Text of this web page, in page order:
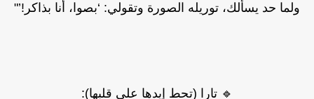
ولما حد يسألك، توريله الصورة وتقولي: ‘بصوا، أنا بذاكر!’"
🔹 تارا (تحط إيدها على قلبها):